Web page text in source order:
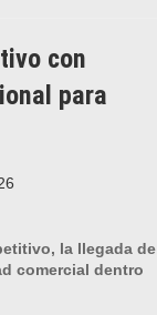
con
para
la llegada de
comercial dentro